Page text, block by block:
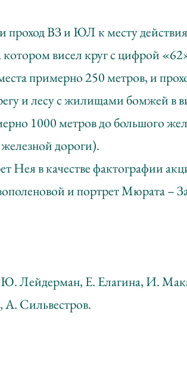
ВЗ и ЮЛ к месту действия
котором висел круг с цифрой
примерно 250 метров, и
и лесу с жилищами бомжей в
1000 метров до большого
дороги).
Нея в качестве фактографии
и портрет Мюрата –
Лейдерман, Е. Елагина, И.
Сильвестров.